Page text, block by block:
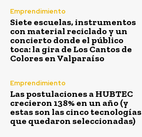
Emprendimiento
Siete escuelas, instrumentos
con material reciclado y un
concierto donde el público
toca: la gira de Los Cantos de
Colores en Valparaíso
Emprendimiento
Las postulaciones a HUBTEC
crecieron 138% en un año (y
estas son las cinco tecnologías
que quedaron seleccionadas)